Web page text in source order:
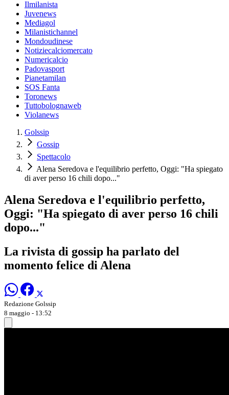
Ilmilanista
Juvenews
Mediagol
Milanistichannel
Mondoudinese
Notiziecalciomercato
Numericalcio
Padovasport
Pianetamilan
SOS Fanta
Toronews
Tuttobolognaweb
Violanews
Golssip
Gossip
Spettacolo
Alena Seredova e l'equilibrio perfetto, Oggi: "Ha spiegato
di aver perso 16 chili dopo..."
Alena Seredova e l'equilibrio perfetto,
Oggi: "Ha spiegato di aver perso 16 chili
dopo..."
La rivista di gossip ha parlato del
momento felice di Alena
Redazione Golssip
8 maggio - 13:52